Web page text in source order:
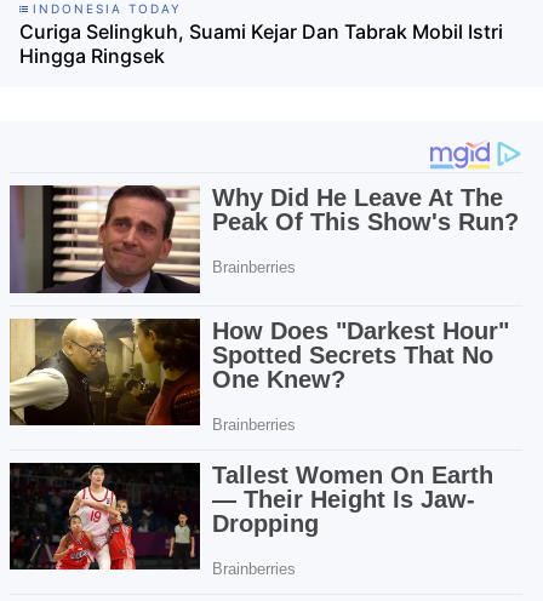
INDONESIA TODAY
Curiga Selingkuh, Suami Kejar Dan Tabrak Mobil Istri
Hingga Ringsek